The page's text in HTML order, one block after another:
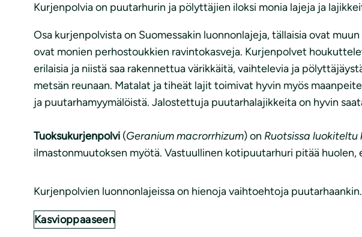
Kurjenpolvia on puutarhurin ja pölyttäjien iloksi monia lajeja ja
Osa kurjenpolvista on Suomessakin luonnonlajeja, tällaisia ovat muun
ovat monien perhostoukkien ravintokasveja. Kurjenpolvet
erilaisia ja niistä saa rakennettua värikkäitä, vaihtelevia ja
metsän reunaan. Matalat ja tiheät lajit toimivat hyvin myös
ja puutarhamyymälöistä. Jalostettuja puutarhalajikkeita on hyvin
Tuoksukurjenpolvi (Geranium macrorrhizum) on Ruotsissa luokiteltu
ilmastonmuutoksen myötä. Vastuullinen kotipuutarhuri pitää
Kurjenpolvien luonnonlajeissa on hienoja vaihtoehtoja
Kasvioppaaseen